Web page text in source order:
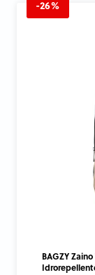
-26%
BAGZY